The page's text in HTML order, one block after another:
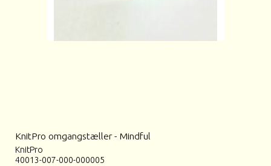
KnitPro omgangstæller - Mindful
KnitPro
40013-007-000-000005